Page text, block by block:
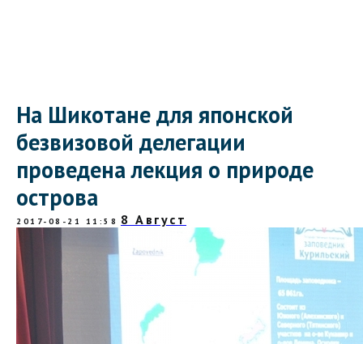
На Шикотане для японской
безвизовой делегации
проведена лекция о природе
острова
2017-08-21 11:58 8 Август